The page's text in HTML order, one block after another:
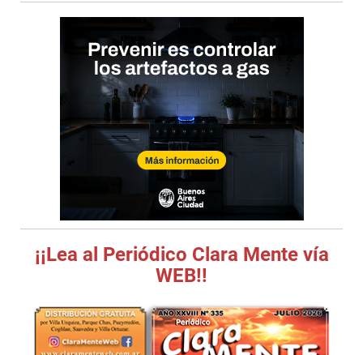
¡¡Lea al Periódico Clara Mente vía
WEB!!